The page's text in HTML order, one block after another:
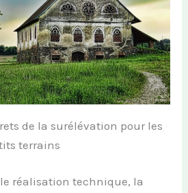
de la surélévation pour les
terrains
réalisation technique, la